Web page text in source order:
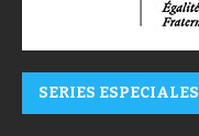
SERIES ESPECIALES